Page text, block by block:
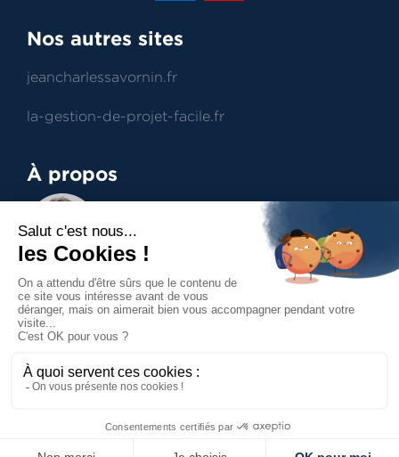
Nos autres sites
jeancharlessavornin.fr
la-gestion-de-projet-facile.fr
À propos
Jean-Charles Savornin
Dirigeant de projectence
Professionnel du management de projet et du
contract management, aide à la prise de
décisions.
Accueil
Mentions légales
Politique de confidentialité
Politique des cookies
Contact